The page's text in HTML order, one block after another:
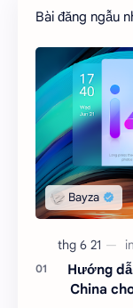
Bài đăng ngẫu
Hướng
China